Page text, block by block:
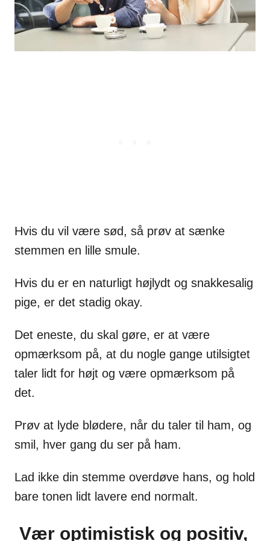
Hvis du vil være sød, så prøv at sænke
stemmen en lille smule.
Hvis du er en naturligt højlydt og snakkesalig
pige, er det stadig okay.
Det eneste, du skal gøre, er at være
opmærksom på, at du nogle gange utilsigtet
taler lidt for højt og være opmærksom på
det.
Prøv at lyde blødere, når du taler til ham, og
smil, hver gang du ser på ham.
Lad ikke din stemme overdøve hans, og hold
bare tonen lidt lavere end normalt.
Vær optimistisk og positiv,